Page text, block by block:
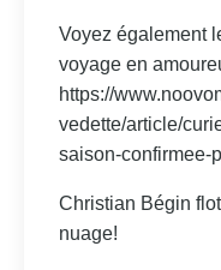
Voyez également
voyage en
https://
vedette/article/
saison-confirmee-
Christian Bégin
nuage!